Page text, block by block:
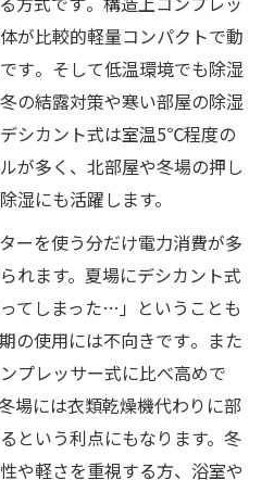
が比較的軽量コンパクトで動
す​。そして低温環境でも除湿
の結露対策や寒い部屋の除湿
シカント式は室温5℃程度の
が多く、北部屋や冬場の押し
湿にも活躍します。
ーを使う分だけ電力消費が多
れます。夏場にデシカント式
てしまった…」ということも
の使用には不向きです​。また
プレッサー式に比べ高めで
場には衣類乾燥機代わりに部
という利点にもなります。冬
や軽さを重視する方、浴室や